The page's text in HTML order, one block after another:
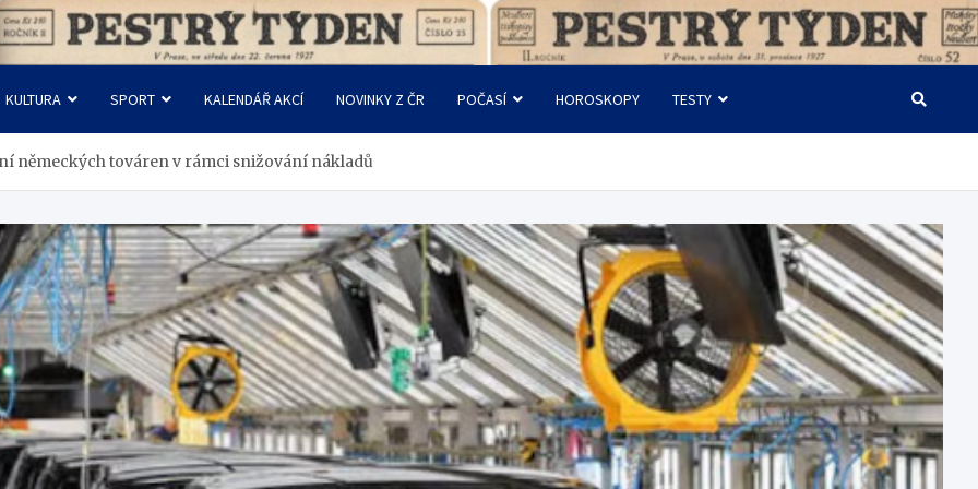
KULTURA SPORT KALENDÁŘ AKCÍ NOVINKY Z ČR POČASÍ HOROSKOPY TESTY
německých továren v rámci snižování nákladů